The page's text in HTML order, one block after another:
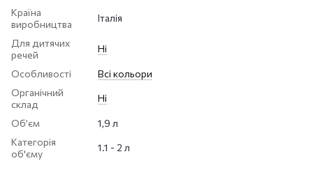
Країна
виробництва
Італія
Для дитячих
речей
Ні
Особливості
Всі кольори
Органічний
склад
Ні
Обʼєм
1,9 л
Категорія
об'єму
1.1 - 2 л